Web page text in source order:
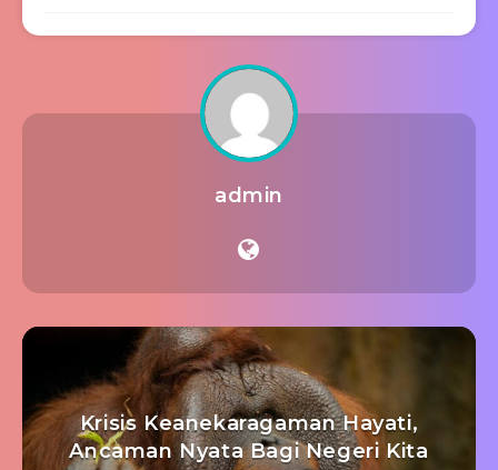
admin
Krisis Keanekaragaman Hayati,
Ancaman Nyata Bagi Negeri Kita